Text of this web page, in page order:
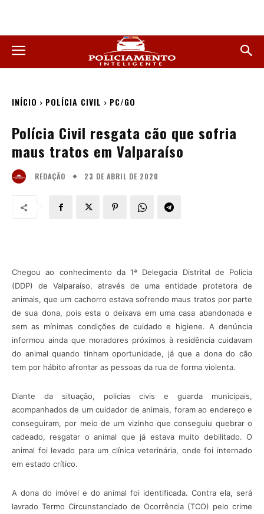
INÍCIO POLÍCIA CIVIL PC/GO
Polícia Civil resgata cão que sofria
maus tratos em Valparaíso
REDAÇÃO 23 DE ABRIL DE 2020
Chegou ao conhecimento da 1ª Delegacia Distrital de Polícia
(DDP) de Valparaíso, através de uma entidade protetora de
animais, que um cachorro estava sofrendo maus tratos por parte
de sua dona, pois esta o deixava em uma casa abandonada e
sem as mínimas condições de cuidado e higiene. A denúncia
informou ainda que moradores próximos à residência cuidavam
do animal quando tinham oportunidade, já que a dona do cão
tem por hábito afrontar as pessoas da rua de forma violenta.
Diante da situação, policias civis e guarda municipais,
acompanhados de um cuidador de animais, foram ao endereço e
conseguiram, por meio de um vizinho que conseguiu quebrar o
cadeado, resgatar o animal que já estava muito debilitado. O
animal foi levado para um clínica veterinária, onde foi internado
em estado crítico.
A dona do imóvel e do animal foi identificada. Contra ela, será
lavrado Termo Circunstanciado de Ocorrência (TCO) pelo crime